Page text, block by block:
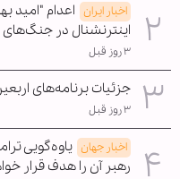
اخبار ایران اعدام "امید
اینترنشنال در جنگ‌های ۱۲ روزه و ۴۰ روزه
۳ روز قبل
جزئیات برنامه‌های
۳ روز قبل
اخبار جهان یاوه‌گویی
رهبر آن را هدف قرار